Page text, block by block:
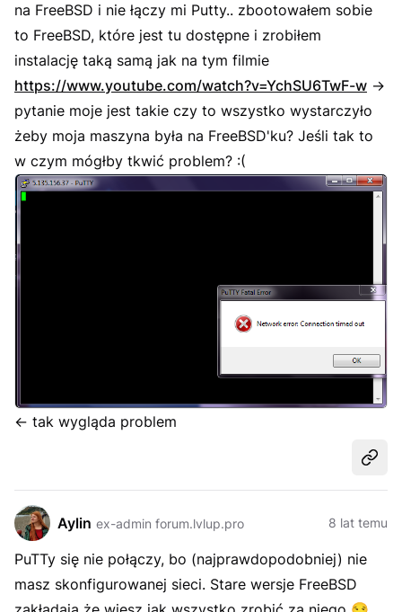
na FreeBSD i nie łączy mi Putty.. zbootowałem sobie
to FreeBSD, które jest tu dostępne i zrobiłem
instalację taką samą jak na tym filmie
https://www.youtube.com/watch?v=YchSU6TwF-w ->
pytanie moje jest takie czy to wszystko wystarczyło
żeby moja maszyna była na FreeBSD'ku? Jeśli tak to
w czym mógłby tkwić problem? :(
<- tak wygląda problem
Aylin ex-admin forum.lvlup.pro 8 lat temu
PuTTy się nie połączy, bo (najprawdopodobniej) nie
masz skonfigurowanej sieci. Stare wersje FreeBSD